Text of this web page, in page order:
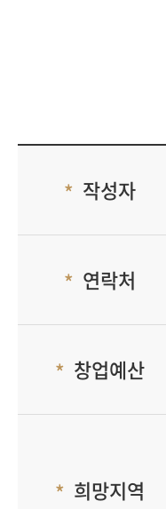
작성자
연락처
창업예산
희망지역